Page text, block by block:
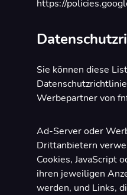
https://
Sie können diese
Werbepartner von
Ad-Server oder
Drittanbietern
Cookies, JavaScript
ihren jeweiligen
werden, und Links,